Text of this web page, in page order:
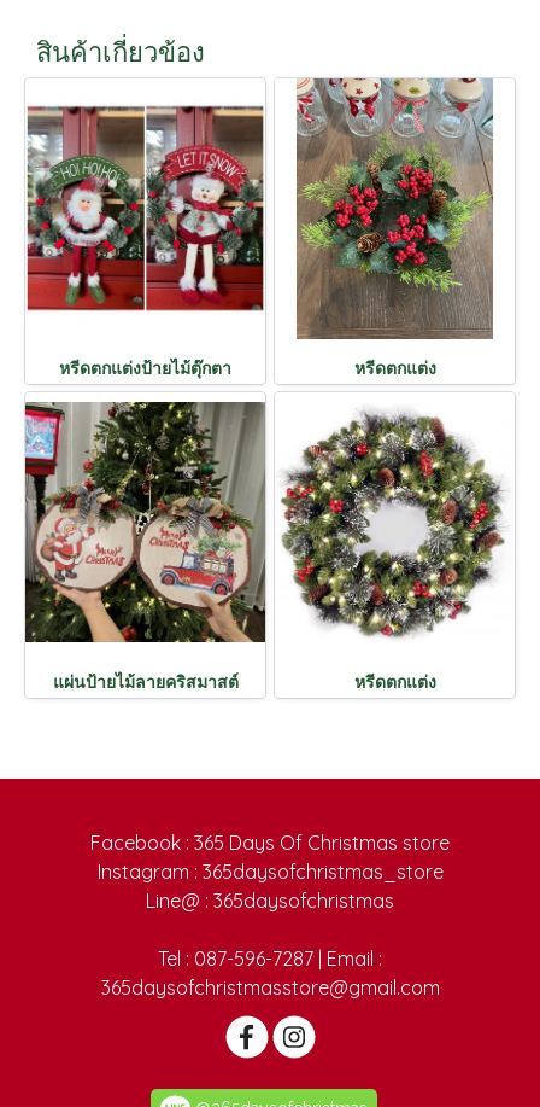
สินค้าเกี่ยวข้อง
หรีดตกแต่งป้ายไม้ตุ๊กตา หรีดตกแต่ง
แผ่นป้ายไม้ลายคริสมาสต์ หรีดตกแต่ง
Facebook : 365 Days Of Christmas store
Instagram : 365daysofchristmas_store
Line@ : 365daysofchristmas
Tel : 087-596-7287 | Email :
365daysofchristmasstore@gmail.com